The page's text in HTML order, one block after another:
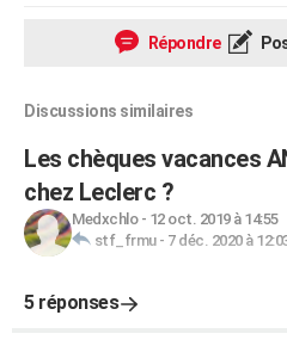
Répondre
Discussions similaires
Les chèques vacances
chez Leclerc ?
Medxchlo- 12 oct. 2019 à 14:55
stf_frmu- 7 déc. 2020 à
5 réponses